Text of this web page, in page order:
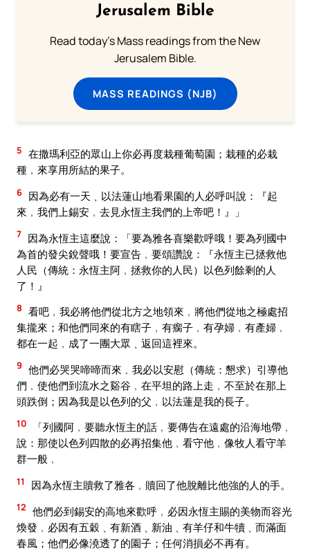
Jerusalem Bible
Read today's Mass readings from the New
Jerusalem Bible.
MASS READINGS (NJB)
5 在撒瑪利亞的眾山上你必再度栽種葡萄園；栽種的必栽
種﹐來享用所結的果子。
6 因為必有一天﹑以法蓮山地看果園的人必呼叫說：『起
來﹐我們上錫安﹐去見永恆主我們的上帝吧！』」
7 因為永恆主這麼說：「要為雅各喜樂歡呼哦！要為列國中
為首的發尖銳聲哦！要宣告﹐要頌讚說：『永恆主已拯救他
人民（傳統：永恆主阿﹐拯救你的人民）以色列餘剩的人
了！』
8 看吧﹐我必將他們從北方之地領來﹐將他們從地之極處招
集攏來；和他們同來的有瞎子﹐有瘸子﹐有孕婦﹐有產婦﹐
都在一起﹐成了一團大眾﹑返回這裡來。
9 他們必哭哭啼啼而來﹐我必以安慰（傳統：懇求）引導他
們﹐使他們到流水之谿谷﹐在平坦的路上走﹐不至於在那上
頭跌倒；因為我是以色列的父﹐以法蓮是我的長子。
10
「列國阿﹐要聽永恆主的話﹐要傳告在遠處的沿海地帶﹐
說：那使以色列四散的必再招集他﹐看守他﹐像牧人看守羊
群一般﹐
11 因為永恆主贖救了雅各﹐贖回了他脫離比他強的人的手。
12 他們必到錫安的高地來歡呼﹐必因永恆主賜的美物而容光
煥發﹐必因有五穀﹑有新酒﹑新油﹑有羊仔和牛犢﹑而滿面
春風；他們必像澆透了的園子；任何消損必不再有。